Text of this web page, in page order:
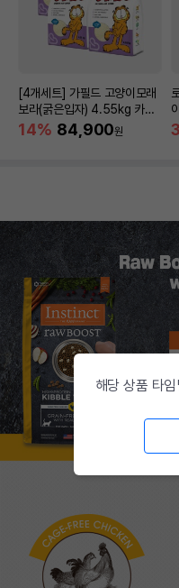
[4개세트] 가필드 고양이모래
보라(굵은입자) 4.55kg 카사
바모래
14% 84,900원
해당 상품 타